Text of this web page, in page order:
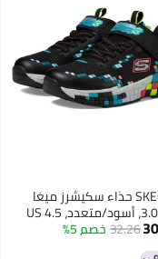
SKECHERS حذاء سكيشرز ميغا
كرافت 3.0، أسود/متعدد، 4.5 US
الكبار32.26خصم 5%